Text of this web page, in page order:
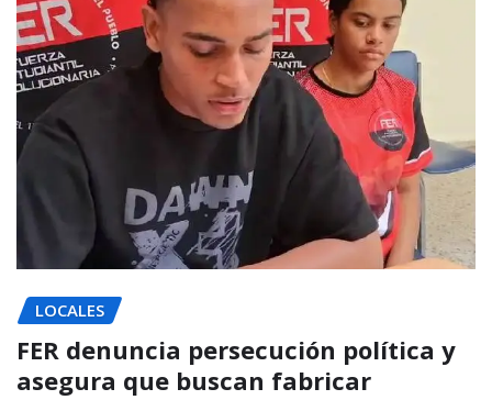
LOCALES
FER denuncia persecución política y
asegura que buscan fabricar